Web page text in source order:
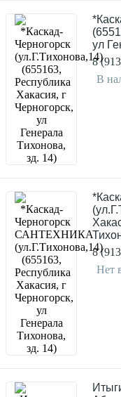
ул
8
В
8
Нет